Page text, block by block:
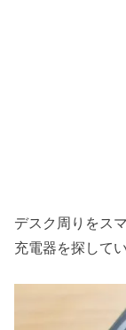
デスク周りをス
充電器を探してい